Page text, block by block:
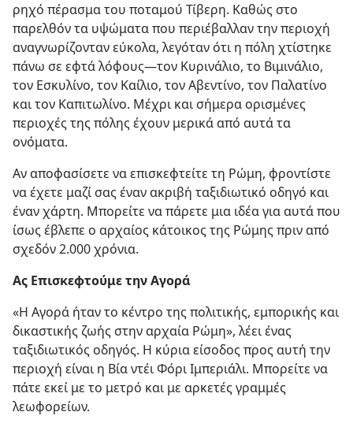
ρηχό πέρασμα του ποταμού Τίβερη. Καθώς στο
παρελθόν τα υψώματα που περιέβαλλαν την περιοχή
αναγνωρίζονταν εύκολα, λεγόταν ότι η πόλη χτίστηκε
πάνω σε εφτά λόφους​—τον Κυρινάλιο, το Βιμινάλιο,
τον Εσκυλίνο, τον Καίλιο, τον Αβεντίνο, τον Παλατίνο
και τον Καπιτωλίνο. Μέχρι και σήμερα ορισμένες
περιοχές της πόλης έχουν μερικά από αυτά τα
ονόματα.
Αν αποφασίσετε να επισκεφτείτε τη Ρώμη, φροντίστε
να έχετε μαζί σας έναν ακριβή ταξιδιωτικό οδηγό και
έναν χάρτη. Μπορείτε να πάρετε μια ιδέα για αυτά που
ίσως έβλεπε ο αρχαίος κάτοικος της Ρώμης πριν από
σχεδόν 2.000 χρόνια.
Ας Επισκεφτούμε την Αγορά
«Η Αγορά ήταν το κέντρο της πολιτικής, εμπορικής και
δικαστικής ζωής στην αρχαία Ρώμη», λέει ένας
ταξιδιωτικός οδηγός. Η κύρια είσοδος προς αυτή την
περιοχή είναι η Βία ντέι Φόρι Ιμπεριάλι. Μπορείτε να
πάτε εκεί με το μετρό και με αρκετές γραμμές
λεωφορείων.